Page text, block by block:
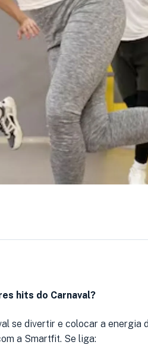
hits do Carnaval?
se divertir e colocar a energia
a Smartfit. Se liga: